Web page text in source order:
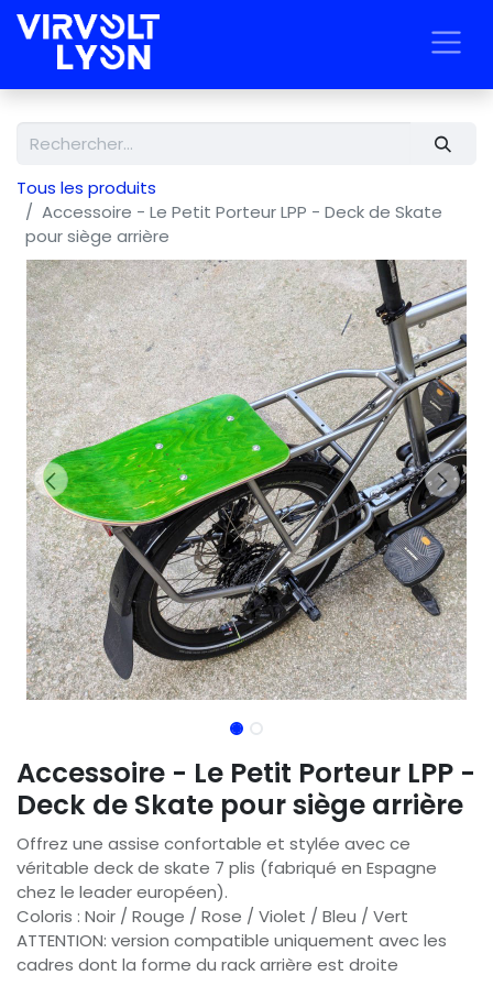
Tous les produits
Accessoire - Le Petit Porteur LPP - Deck de Skate
pour siège arrière
Accessoire - Le Petit Porteur LPP -
Deck de Skate pour siège arrière
Offrez une assise confortable et stylée avec ce
véritable deck de skate 7 plis (fabriqué en Espagne
chez le leader européen).
Coloris : Noir / Rouge / Rose / Violet / Bleu / Vert
ATTENTION: version compatible uniquement avec les
cadres dont la forme du rack arrière est droite